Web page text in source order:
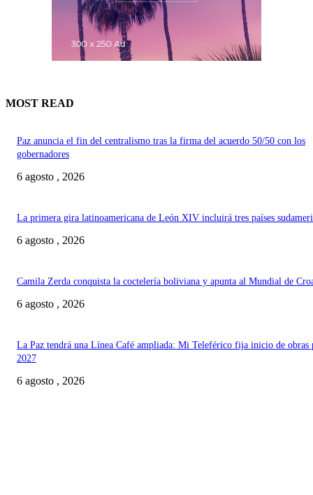
MOST READ
Paz anuncia el fin del centralismo tras la firma del acuerdo 50/50 con los
gobernadores
6 agosto , 2026
La primera gira latinoamericana de León XIV incluirá tres países
6 agosto , 2026
Camila Zerda conquista la coctelería boliviana y apunta al Mundial de
6 agosto , 2026
La Paz tendrá una Línea Café ampliada: Mi Teleférico fija inicio de obras
2027
6 agosto , 2026